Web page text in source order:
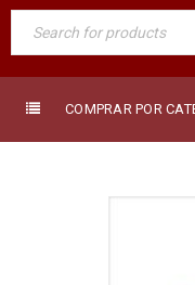
COMPRAR POR